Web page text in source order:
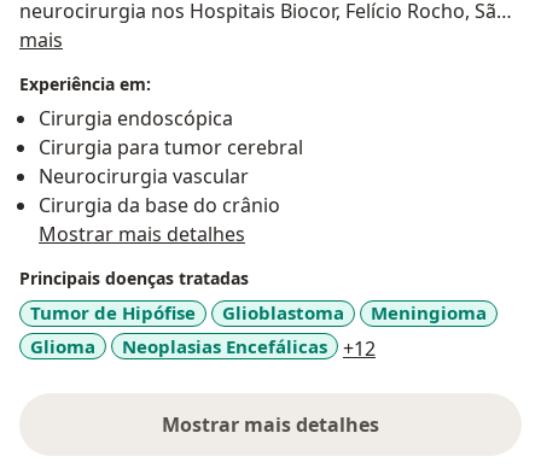
neurocirurgia nos Hospitais Biocor, Felício Rocho, São
Francisco de Assis e Vila da Serra. Especializou-se em
centros de referência mundial em tumores da
hipófise, neuro-oncologia (incluindo glioblastomas,
gliomas de baixo grau, cirurgias com o paciente
acordado, meningiomas, schwannomas, etc) e
técnicas minimamente invasivas endoscópicas e
microcirúrgicas para o crânio e a base do crânio.
mais
Experiência em:
Cirurgia endoscópica
Cirurgia para tumor cerebral
Neurocirurgia vascular
Cirurgia da base do crânio
Mostrar mais detalhes
Principais doenças tratadas
Tumor de Hipófise Glioblastoma
Meningioma
Glioma
Neoplasias Encefálicas +12
Mostrar mais detalhes
sobre a experiência